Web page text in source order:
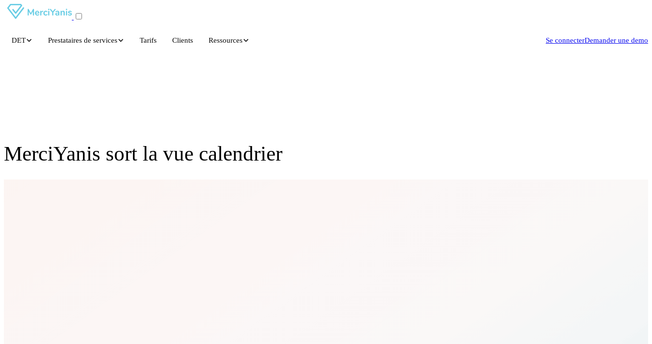
DET Prestataires de services Tarifs Clients Ressources Se connecterDemander une demo
MerciYanis sort la vue calendrier